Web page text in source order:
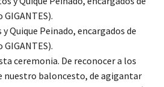
Quique Peinado, encargados de
ceremonia. De reconocer a los
nuestro baloncesto, de agigantar